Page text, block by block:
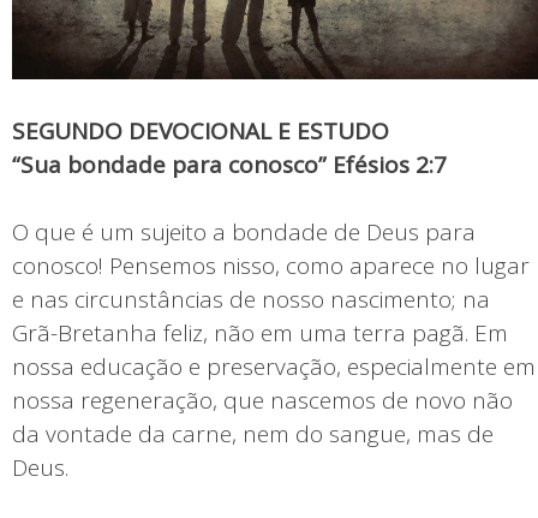
SEGUNDO DEVOCIONAL E ESTUDO
“Sua bondade para conosco” Efésios 2:7
O que é um sujeito a bondade de Deus para
conosco! Pensemos nisso, como aparece no lugar
e nas circunstâncias de nosso nascimento; na
Grã-Bretanha feliz, não em uma terra pagã. Em
nossa educação e preservação, especialmente em
nossa regeneração, que nascemos de novo não
da vontade da carne, nem do sangue, mas de
Deus.